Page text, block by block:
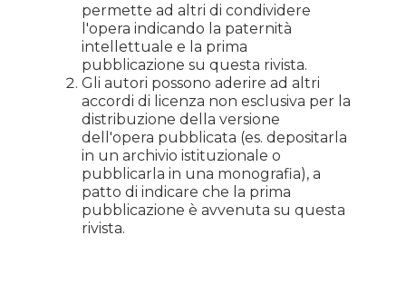
permette ad altri di condividere
l'opera indicando la paternità
intellettuale e la prima
pubblicazione su questa rivista.
Gli autori possono aderire ad altri
accordi di licenza non esclusiva per la
distribuzione della versione
dell'opera pubblicata (es. depositarla
in un archivio istituzionale o
pubblicarla in una monografia), a
patto di indicare che la prima
pubblicazione è avvenuta su questa
rivista.